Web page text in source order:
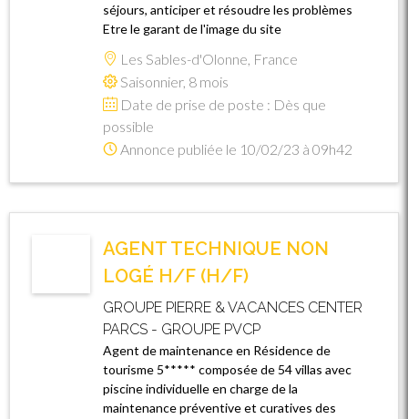
séjours, anticiper et résoudre les problèmes
Etre le garant de l'image du site
Les Sables-d'Olonne, France
Saisonnier, 8 mois
Date de prise de poste : Dès que
possible
Annonce publiée le 10/02/23 à 09h42
AGENT TECHNIQUE NON
LOGÉ H/F (H/F)
GROUPE PIERRE & VACANCES CENTER
PARCS - GROUPE PVCP
Agent de maintenance en Résidence de
tourisme 5***** composée de 54 villas avec
piscine individuelle en charge de la
maintenance préventive et curatives des